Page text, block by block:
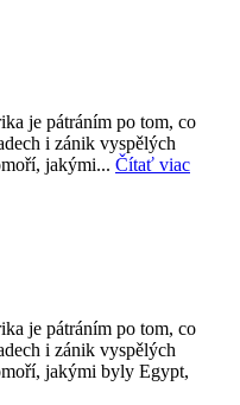
je pátráním po tom, co
i zánik vyspělých
jakými... Čítať viac
je pátráním po tom, co
i zánik vyspělých
jakými byly Egypt,